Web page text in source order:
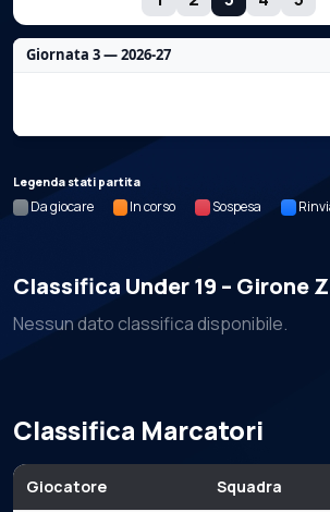
Giornata 3 — 2026-27
Legenda stati partita
Da giocare In corso Sospesa
Classifica Under 19 – Girone
Nessun dato classifica disponibile.
Classifica Marcatori
Giocatore Squadra